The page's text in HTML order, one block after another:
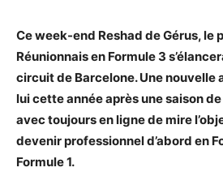
Ce week-end Reshad de Gérus, le
Réunionnais en Formule 3
circuit de Barcelone. Une nouvelle
lui cette année après une saison
avec toujours en ligne de mire
devenir professionnel d’abord en
Formule 1.